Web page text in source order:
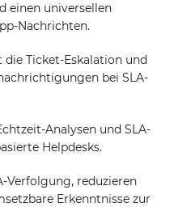
einen universellen
Nachrichten.
Ticket-Eskalation und
bei SLA-
Analysen und SLA-
Helpdesks.
Verfolgung, reduzieren
Erkenntnisse zur